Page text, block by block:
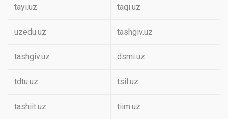
tayi.uz taqi.uz
uzedu.uz tashgiv.uz
tashgiv.uz dsmi.uz
tdtu.uz tsil.uz
tashiit.uz tiim.uz